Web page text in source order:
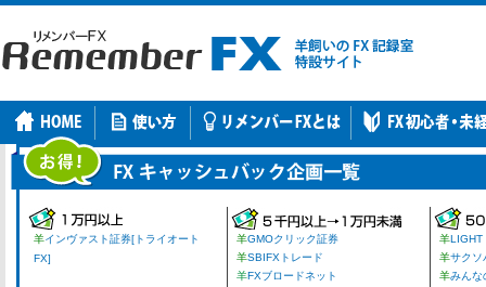
羊インヴァスト証券[トライオート
FX]
羊GMOクリック証券
羊SBIFXトレード
羊FXブロードネット
羊LIGHT
羊サクソ
羊みんな